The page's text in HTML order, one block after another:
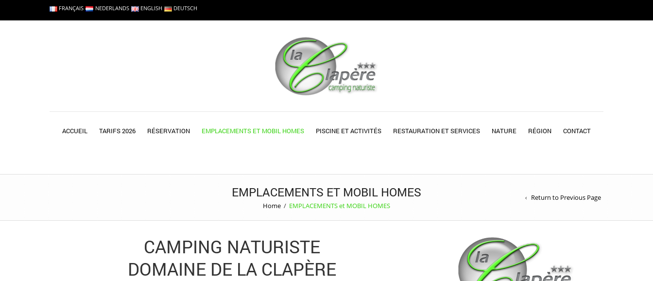
FRANÇAIS NEDERLANDS ENGLISH DEUTSCH
ACCUEIL TARIFS 2026 RÉSERVATION EMPLACEMENTS ET MOBIL HOMES PISCINE ET ACTIVITÉS RESTAURATION ET SERVICES NATURE RÉGION CONTACT
EMPLACEMENTS ET MOBIL HOMES
Home / EMPLACEMENTS et MOBIL HOMES
Return to Previous Page
CAMPING NATURISTE
DOMAINE DE LA CLAPÈRE